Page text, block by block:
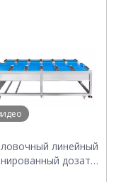
линейный
дозатор